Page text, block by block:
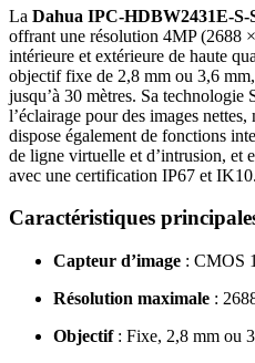
La Dahua IPC-HDBW2431E-S-
offrant une résolution 4MP (2688
intérieure et extérieure de haute
objectif fixe de 2,8 mm ou 3,6
jusqu’à 30 mètres. Sa technologie
l’éclairage pour des images nettes,
dispose également de fonctions
de ligne virtuelle et d’intrusion, et
avec une certification IP67 et IK10.
Caractéristiques
Capteur d’image : CMOS
Résolution maximale :
Objectif: Fixe, 2,8 mm ou